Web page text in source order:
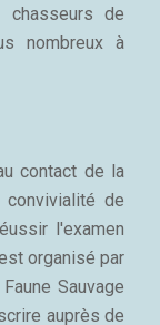
chasseurs de
nombreux à
contact de la
de
l'examen
organisé par
Sauvage
auprès de